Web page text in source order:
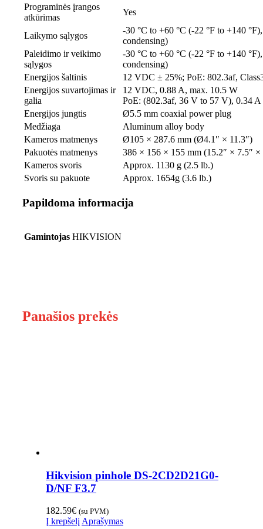
Programinės įrangos
atkūrimas
Yes
Laikymo sąlygos
-30 °C to +60 °C (-22 °F to +140
condensing)
Paleidimo ir veikimo
sąlygos
-30 °C to +60 °C (-22 °F to +140
condensing)
Energijos šaltinis
12 VDC ± 25%; PoE: 802.3af,
Energijos suvartojimas ir
galia
12 VDC, 0.88 A, max. 10.5 W
PoE: (802.3af, 36 V to 57 V), 0.34
Energijos jungtis
Ø5.5 mm coaxial power plug
Medžiaga
Aluminum alloy body
Kameros matmenys
Ø105 × 287.6 mm (Ø4.1″ × 11.3″)
Pakuotės matmenys
386 × 156 × 155 mm (15.2″ × 7.5″ ×
Kameros svoris
Approx. 1130 g (2.5 lb.)
Svoris su pakuote
Approx. 1654g (3.6 lb.)
Papildoma informacija
Gamintojas HIKVISION
Panašios prekės
Hikvision pinhole DS-2CD2D21G0-
D/NF F3.7
182.59€ (su PVM)
Į krepšelį Aprašymas